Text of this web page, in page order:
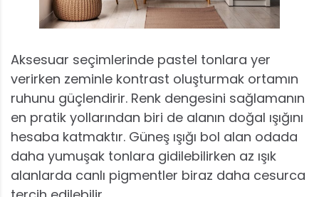
Aksesuar seçimlerinde pastel tonlara yer
verirken zeminle kontrast oluşturmak ortamın
ruhunu güçlendirir. Renk dengesini sağlamanın
en pratik yollarından biri de alanın doğal ışığını
hesaba katmaktır. Güneş ışığı bol alan odada
daha yumuşak tonlara gidilebilirken az ışık
alanlarda canlı pigmentler biraz daha cesurca